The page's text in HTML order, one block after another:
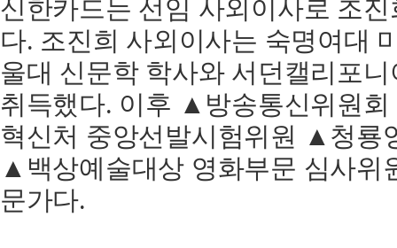
신한카드는 선임 사외이사로 조
다. 조진희 사외이사는 숙명여대
울대 신문학 학사와 서던캘리포
취득했다. 이후 ▲방송통신위원
혁신처 중앙선발시험위원 ▲청룡
▲백상예술대상 영화부문 심사위
문가다.